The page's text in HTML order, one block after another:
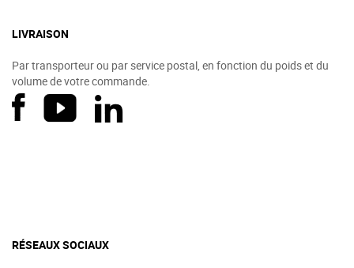
LIVRAISON
Par transporteur ou par service postal, en fonction du poids et du
volume de votre commande.
RÉSEAUX SOCIAUX